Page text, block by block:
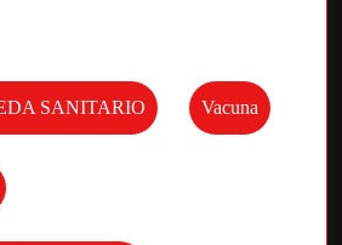
SANITARIO Vacuna